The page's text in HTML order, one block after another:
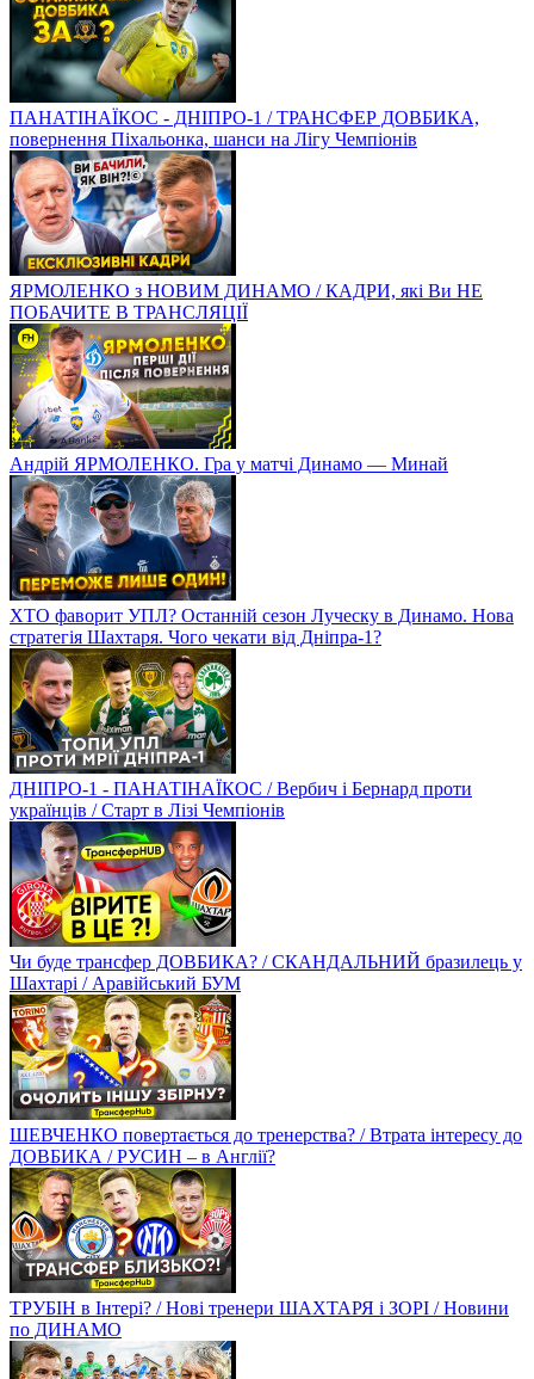
ПАНАТІНАЇКОС - ДНІПРО-1 / ТРАНСФЕР ДОВБИКА,
повернення Піхальонка, шанси на Лігу Чемпіонів
ЯРМОЛЕНКО з НОВИМ ДИНАМО / КАДРИ, які Ви НЕ
ПОБАЧИТЕ В ТРАНСЛЯЦІЇ
Андрій ЯРМОЛЕНКО. Гра у матчі Динамо — Минай
ХТО фаворит УПЛ? Останній сезон Луческу в Динамо. Нова
стратегія Шахтаря. Чого чекати від Дніпра-1?
ДНІПРО-1 - ПАНАТІНАЇКОС / Вербич і Бернард проти
українців / Старт в Лізі Чемпіонів
Чи буде трансфер ДОВБИКА? / СКАНДАЛЬНИЙ бразилець у
Шахтарі / Аравійський БУМ
ШЕВЧЕНКО повертається до тренерства? / Втрата інтересу до
ДОВБИКА / РУСИН – в Англії?
ТРУБІН в Інтері? / Нові тренери ШАХТАРЯ і ЗОРІ / Новини
по ДИНАМО